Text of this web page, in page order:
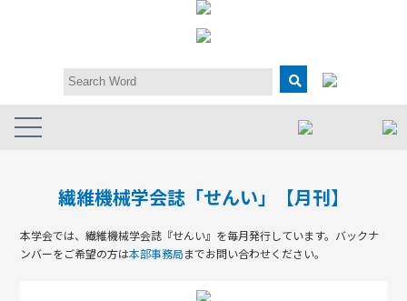
繊維機械学会誌「せんい」【月刊】
本学会では、繊維機械学会誌『せんい』を毎月発行しています。 バックナ
ンバーをご希望の方は本部事務局までお問い合わせください。